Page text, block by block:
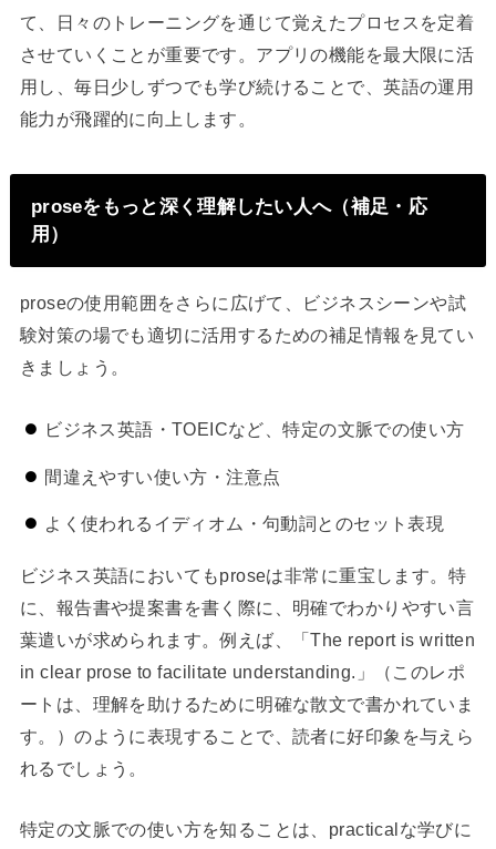
て、日々のトレーニングを通じて覚えたプロセスを定着
させていくことが重要です。アプリの機能を最大限に活
用し、毎日少しずつでも学び続けることで、英語の運用
能力が飛躍的に向上します。
proseをもっと深く理解したい人へ（補足・応
用）
proseの使用範囲をさらに広げて、ビジネスシーンや試
験対策の場でも適切に活用するための補足情報を見てい
きましょう。
ビジネス英語・TOEICなど、特定の文脈での使い方
間違えやすい使い方・注意点
よく使われるイディオム・句動詞とのセット表現
ビジネス英語においてもproseは非常に重宝します。特
に、報告書や提案書を書く際に、明確でわかりやすい言
葉遣いが求められます。例えば、「The report is written
in clear prose to facilitate understanding.」（このレポ
ートは、理解を助けるために明確な散文で書かれていま
す。）のように表現することで、読者に好印象を与えら
れるでしょう。
特定の文脈での使い方を知ることは、practicalな学びに